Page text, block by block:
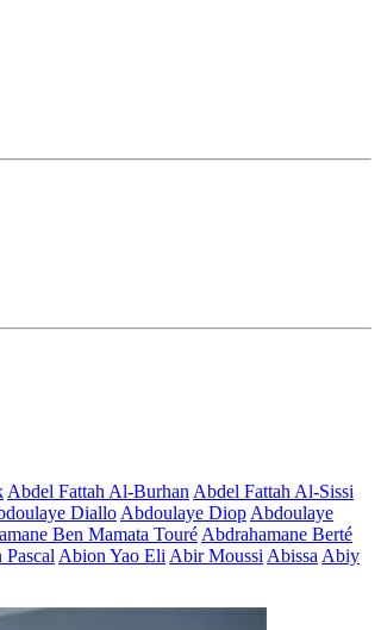
Abdel Fattah Al-Burhan Abdel Fattah Al-Sissi
Diallo Abdoulaye Diop Abdoulaye
Ben Mamata Touré Abdrahamane Berté
Abion Yao Eli Abir Moussi Abissa Abiy